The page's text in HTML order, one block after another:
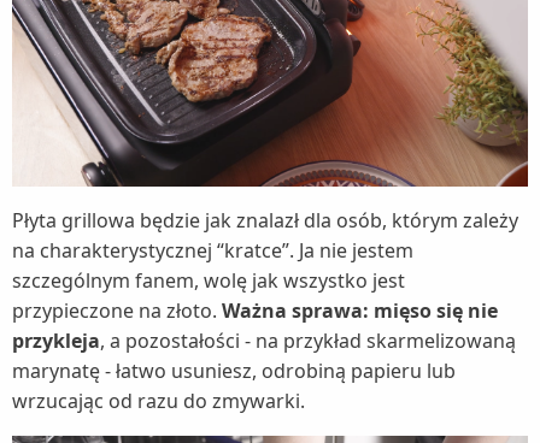
Płyta grillowa będzie jak znalazł dla osób, którym zależy
na charakterystycznej “kratce”. Ja nie jestem
szczególnym fanem, wolę jak wszystko jest
przypieczone na złoto. Ważna sprawa: mięso się nie
przykleja, a pozostałości - na przykład skarmelizowaną
marynatę - łatwo usuniesz, odrobiną papieru lub
wrzucając od razu do zmywarki.